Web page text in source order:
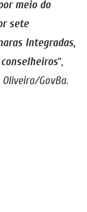
meio do
sete
Integradas,
“,
GovBa.